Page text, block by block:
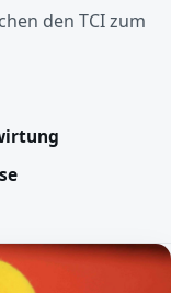
den TCI zum